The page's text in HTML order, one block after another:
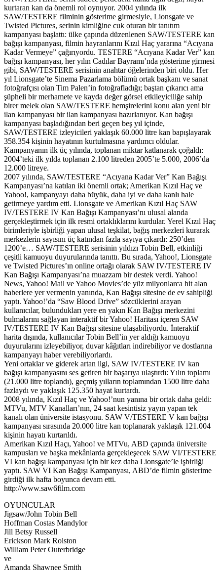
kurtaran kan da önemli rol oynuyor. 2004 yılında ilk
SAW/TESTERE filminin gösterime girmesiyle, Lionsgate ve
Twisted Pictures, serinin kimliğine cuk oturan bir tanıtım
kampanyası başlattı: ülke çapında düzenlenen SAW/TESTERE kan
bağışı kampanyası, filmin hayranlarını Kızıl Haç yararına “Acıyana
Kadar Vermeye” çağırıyordu. TESTERE “Acıyana Kadar Ver” kan
bağışı kampanyası, her yılın Cadılar Bayramı’nda gösterime girmesi
gibi, SAW/TESTERE serisinin anahtar öğelerinden biri oldu. Her
yıl Lionsgate’te Sinema Pazarlama bölümü ortak başkanı ve sanat
fotoğrafçısı olan Tim Palen’in fotoğrafladığı; baştan çıkarıcı ama
şüpheli bir merhamete ve kayda değer görsel etkileyiciliğe sahip
birer melek olan SAW/TESTERE hemşirelerini konu alan yeni bir
ilan kampanyası bir ilan kampanyası hazırlanıyor. Kan bağışı
kampanyası başladığından beri geçen beş yıl içinde,
SAW/TESTERE izleyicileri yaklaşık 60.000 litre kan bapışlayarak
358.354 kişinin hayatının kurtulmasına yardımcı oldular.
Kampanyanın ilk üç yılında, toplanan miktar katlanarak çoğaldı:
2004’teki ilk yılda toplanan 2.100 litreden 2005’te 5.000, 2006’da
12.000 litreye.
2007 yılında, SAW/TESTERE “Acıyana Kadar Ver” Kan Bağışı
Kampanyası’na katılan iki önemli ortak; Amerikan Kızıl Haç ve
Yahoo!, kampanyayı daha büyük, daha iyi ve daha kanlı hale
getirmeye yardım etti. Lionsgate ve Amerikan Kızıl Haç SAW
IV/TESTERE IV Kan Bağışı Kampanyası’nı ulusal alanda
gerçekleştirmek için ilk resmi ortaklıklarını kurdular. Yerel Kızıl Haç
birimleriyle işbirliği yapan ulusal teşkilat, bağış merkezleri kurarak
merkezlerin sayısını üç katından fazla sayıya çıkardı: 250’den
1200’e… SAW/TESTERE serisinin yıldızı Tobin Bell, etkinliği
çeşitli kamuoyu duyurularında tanıttı. Bu sırada, Yahoo!, Lionsgate
ve Twisted Pictures’ın online ortağı olarak SAW IV/TESTERE IV
Kan Bağışı Kampanyası’na muazzam bir destek verdi. Yahoo!
News, Yahoo! Mail ve Yahoo Movies’de yüz milyonlarca hit alan
haberlere yer vermenin yanında, Kan Bağışı sitesine de ev sahipliği
yaptı. Yahoo!’da “Saw Blood Drive” sözcüklerini arayan
kullanıcılar, bulundukları yere en yakın Kan Bağışı merkezini
bulmalarını sağlayan interaktif bir Yahoo! Haritası içeren SAW
IV/TESTERE IV Kan Bağışı sitesine ulaşabiliyordu. İnteraktif
harita dışında, kullanıcılar Tobin Bell’in yer aldığı kamuoyu
duyurularını izleyebiliyor, duvar kâğıtları indirebiliyor ve dostlarına
kampanyayı haber verebiliyorlardı.
Yeni ortaklar ve giderek artan ilgi, SAW IV/TESTERE IV kan
bağışı kampanyasını ses getiren bir başarıya ulaştırdı: Yılın toplamı
(21.000 litre toplandı), geçmiş yılların toplamından 1500 litre daha
fazlaydı ve yaklaşık 125.350 hayat kurtardı.
2008 yılında, Kızıl Haç ve Yahoo!’nun yanına bir ortak daha geldi:
MTVu, MTV Kanalları’nın, 24 saat kesintisiz yayın yapan tek
kanalı olan üniversite istasyonu. SAW V/TESTERE V kan bağışı
kampanyası sırasında 20.000 litre kan toplanarak yaklaşık 121.004
kişinin hayatı kurtarıldı.
Amerikan Kızıl Haçı, Yahoo! ve MTVu, ABD çapında üniversite
kampusları ve başka mekânlarda gerçekleşecek SAW VI/TESTERE
VI kan bağışı kampanyası için bir kez daha Lionsgate’le işbirliği
yaptı. SAW VI Kan Bağışı Kampanyası, ABD’de filmin gösterime
girdiği ilk hafta boyunca devam etti.
http://www.saw6film.com
OYUNCULAR
Jigsaw/John Tobin Bell
Hoffman Costas Mandylor
Jill Betsy Russell
Erickson Mark Rolston
William Peter Outerbridge
ve
Amanda Shawnee Smith